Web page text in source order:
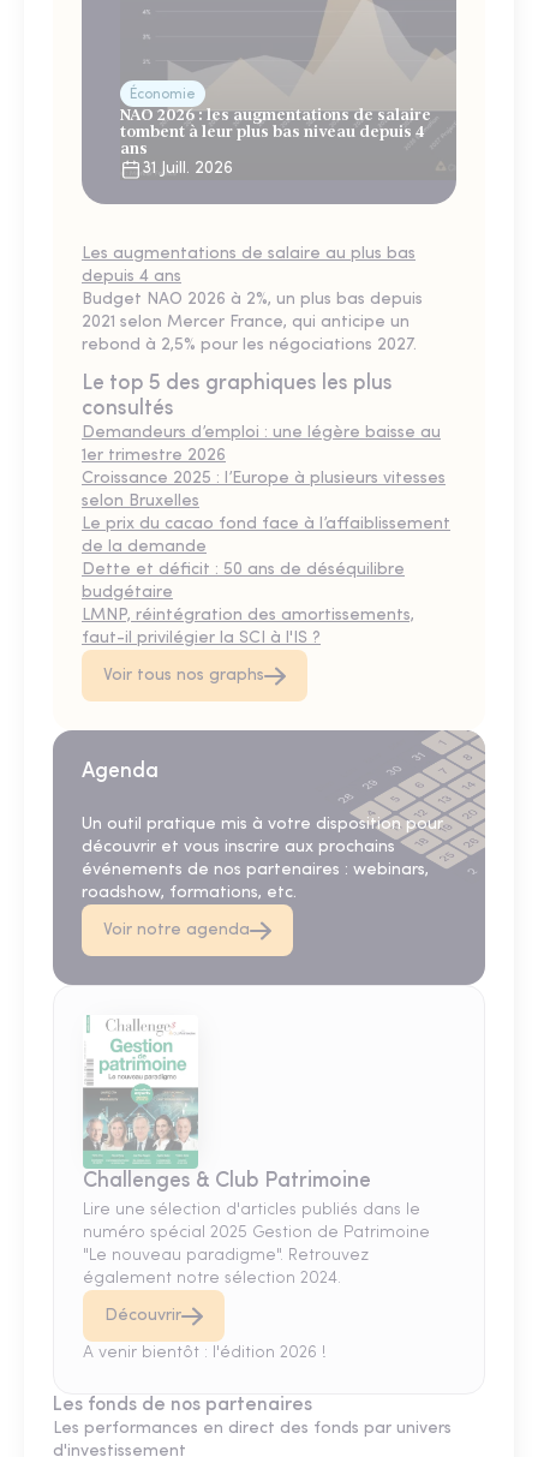
Économie
NAO 2026 : les augmentations de salaire
tombent à leur plus bas niveau depuis 4
ans
31 Juill. 2026
Les augmentations de salaire au plus bas
depuis 4 ans
Budget NAO 2026 à 2%, un plus bas depuis
2021 selon Mercer France, qui anticipe un
rebond à 2,5% pour les négociations 2027.
Le top 5 des graphiques les plus
consultés
Demandeurs d’emploi : une légère baisse au
1er trimestre 2026
Croissance 2025 : l’Europe à plusieurs vitesses
selon Bruxelles
Le prix du cacao fond face à l’affaiblissement
de la demande
Dette et déficit : 50 ans de déséquilibre
budgétaire
LMNP, réintégration des amortissements,
faut-il privilégier la SCI à l'IS ?
Voir tous nos graphs
Agenda
Un outil pratique mis à votre disposition pour
découvrir et vous inscrire aux prochains
événements de nos partenaires : webinars,
roadshow, formations, etc.
Voir notre agenda
Challenges & Club Patrimoine
Lire une sélection d'articles publiés dans le
numéro spécial 2025 Gestion de Patrimoine
"Le nouveau paradigme". Retrouvez
également notre sélection 2024.
Découvrir
A venir bientôt : l'édition 2026 !
Les fonds de nos partenaires
Les performances en direct des fonds par univers
d'investissement